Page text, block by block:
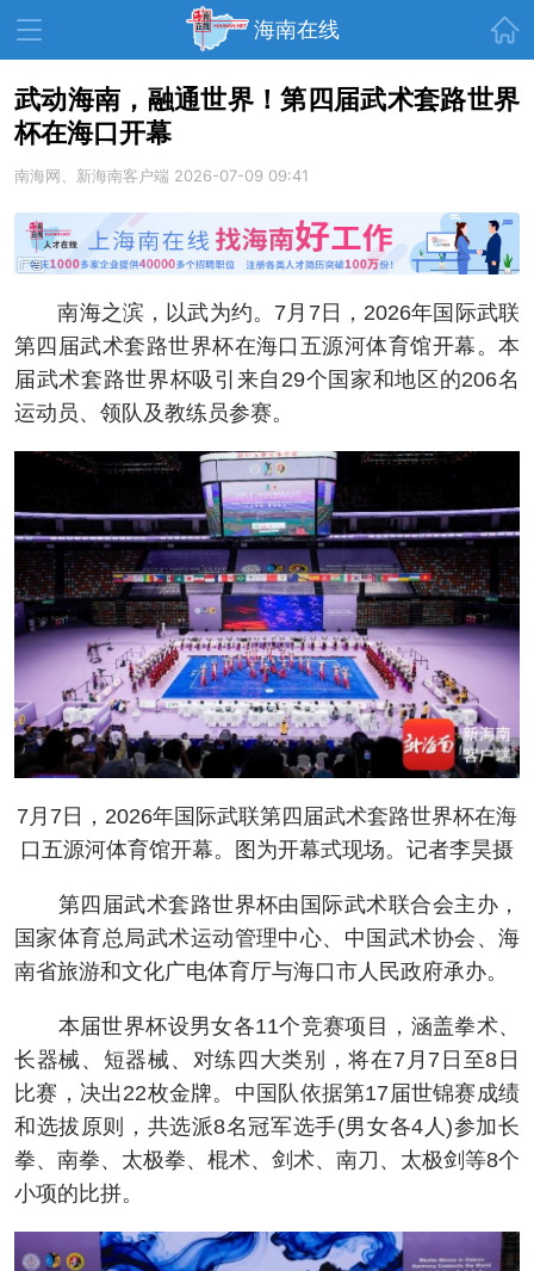
海南在线
资讯中心 热点
教育 健康 房产
生活 演出 活动
展会 走读海南 周末去哪儿
武动海南，融通世界！第四届武术套路世界
杯在海口开幕
南海网、新海南客户端 2026-07-09 09:41
南海之滨，以武为约。7月7日，2026年国际武联
第四届武术套路世界杯在海口五源河体育馆开幕。本
届武术套路世界杯吸引来自29个国家和地区的206名
运动员、领队及教练员参赛。
7月7日，2026年国际武联第四届武术套路世界杯在海
口五源河体育馆开幕。图为开幕式现场。记者李昊摄
第四届武术套路世界杯由国际武术联合会主办，
国家体育总局武术运动管理中心、中国武术协会、海
南省旅游和文化广电体育厅与海口市人民政府承办。
本届世界杯设男女各11个竞赛项目，涵盖拳术、
长器械、短器械、对练四大类别，将在7月7日至8日
比赛，决出22枚金牌。中国队依据第17届世锦赛成绩
和选拔原则，共选派8名冠军选手(男女各4人)参加长
拳、南拳、太极拳、棍术、剑术、南刀、太极剑等8个
小项的比拼。